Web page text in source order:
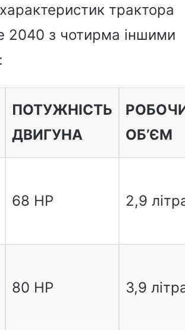
трактора
2040 з чотирма іншими
ПОТУЖНІСТЬ
ДВИГУНА
ОБ’ЄМ
68 HP 2,9
80 HP 3,9